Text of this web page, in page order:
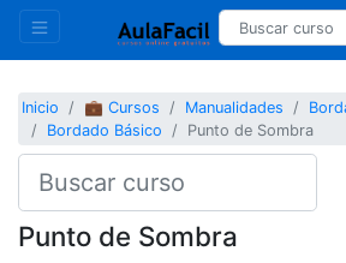
Inicio 💼 Cursos Manualidades
Bordado Básico
Punto de Sombra
Punto de Sombra